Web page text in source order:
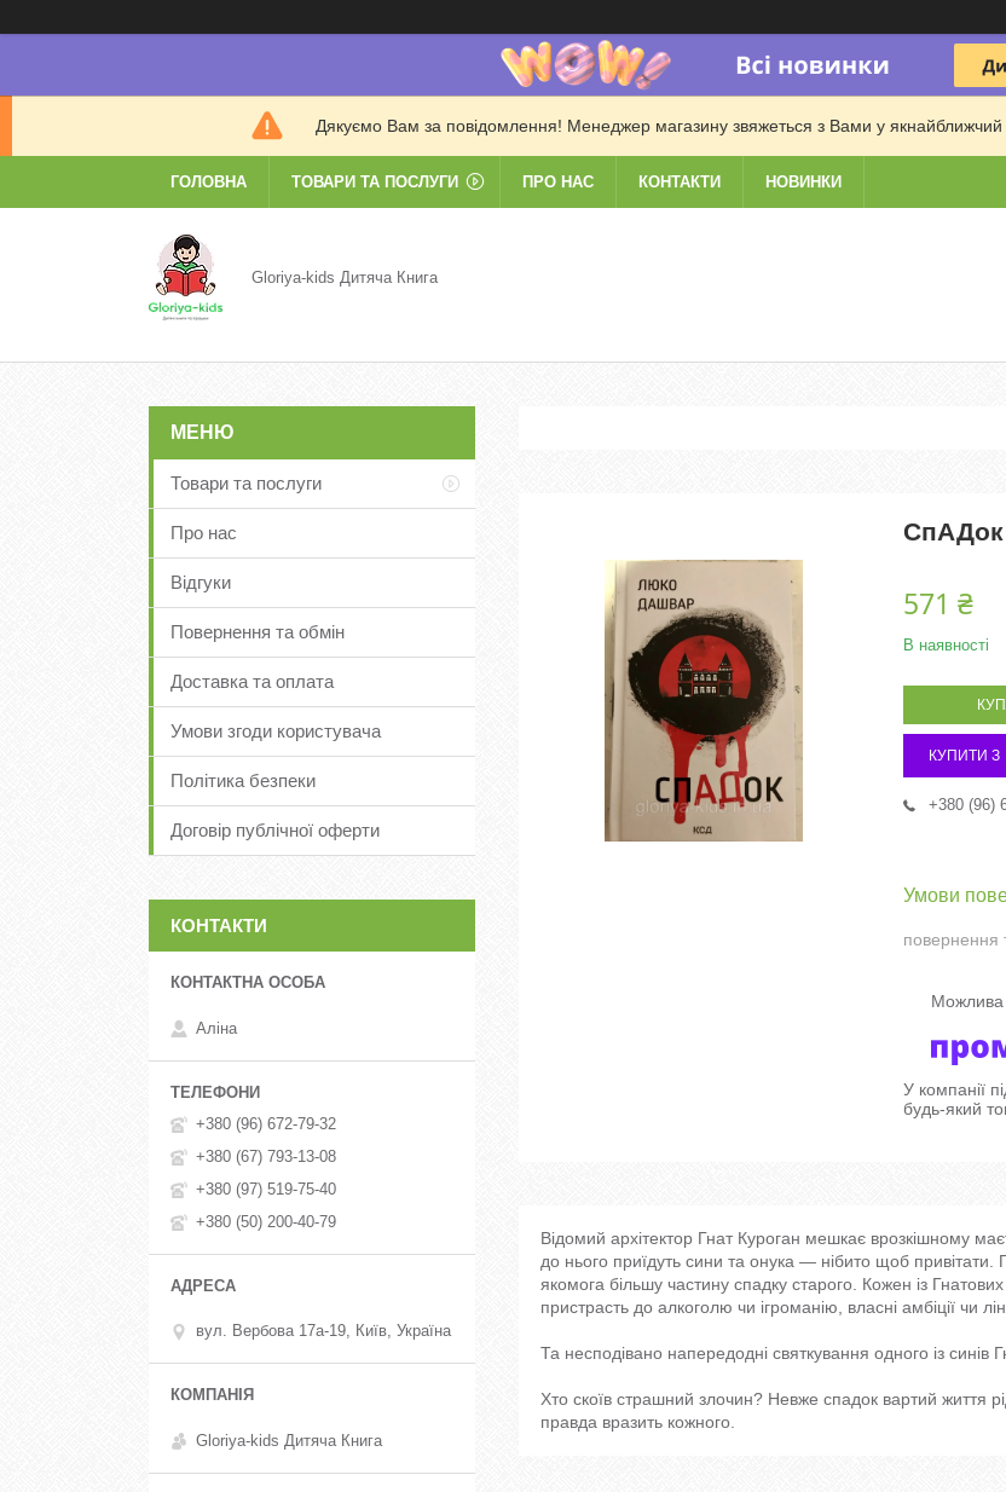
Дякуємо Вам за повідомлення! Менеджер магазину звяжеться з Вами у якнайближчий
ГОЛОВНА ТОВАРИ ТА ПОСЛУГИ ПРО НАС КОНТАКТИ НОВИНКИ
Gloriya-kids Дитяча Книга
571 ₴
В наявності
КУПИТИ З
+380 (96)
повернення
У компанії
будь-який
Відомий архітектор Гнат Куроган мешкає врозкішному
до нього приїдуть сини та онука — нібито щоб
якомога більшу частину спадку старого. Кожен із
пристрасть до алкоголю чи ігроманію, власні амбіції чи
Та несподівано напередодні святкування одного із синів
Хто скоїв страшний злочин? Невже спадок вартий життя
правда вразить кожного.
Товари та послуги
Про нас
Відгуки
Повернення та обмін
Доставка та оплата
Умови згоди користувача
Політика безпеки
Договір публічної оферти
КОНТАКТИ
Аліна
+380 (96) 672-79-32
+380 (67) 793-13-08
+380 (97) 519-75-40
+380 (50) 200-40-79
вул. Вербова 17а-19, Київ, Україна
Gloriya-kids Дитяча Книга